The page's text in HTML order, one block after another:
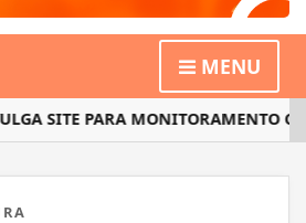
MENU
PARA MONITORAMENTO